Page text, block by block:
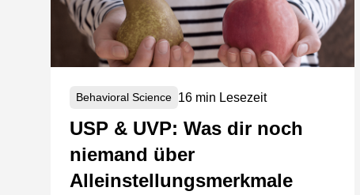
Behavioral Science 16 min Lesezeit
USP & UVP: Was dir noch
niemand über
Alleinstellungsmerkmale